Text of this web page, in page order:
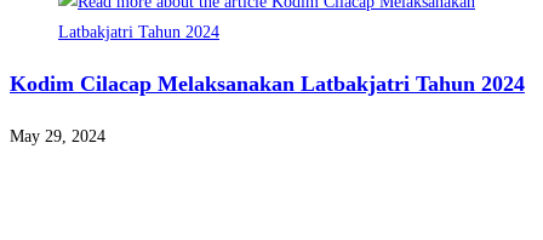
Kodim Cilacap Melaksanakan Latbakjatri Tahun 2024
May 29, 2024